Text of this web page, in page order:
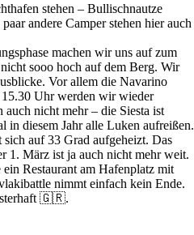
stehen – Bullischnautze
andere Camper stehen hier auch
machen wir uns auf zum
sooo hoch auf dem Berg. Wir
Vor allem die Navarino
Uhr werden wir wieder
nicht mehr – die Siesta ist
in diesem Jahr alle Luken aufreißen.
auf 33 Grad aufgeheizt. Das
1. März ist ja auch nicht mehr weit.
Restaurant am Hafenplatz mit
nimmt einfach kein Ende.
🇬🇷.